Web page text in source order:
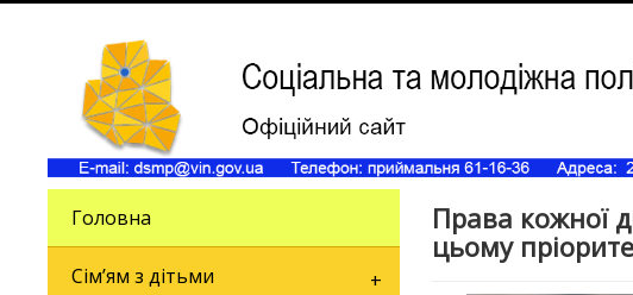
Головна
Сім’ям з дітьми
Права кожної
цьому